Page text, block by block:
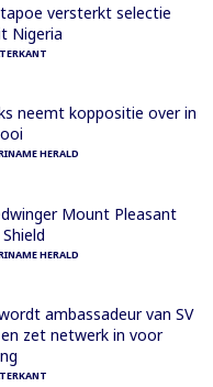
versterkt selectie
Nigeria
neemt koppositie over in
HERALD
Mount Pleasant
HERALD
ambassadeur van SV
zet netwerk in voor